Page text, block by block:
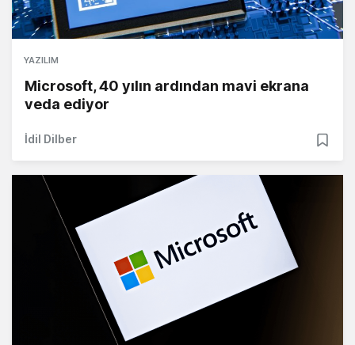
YAZILIM
Microsoft, 40 yılın ardından mavi ekrana
veda ediyor
İdil Dilber